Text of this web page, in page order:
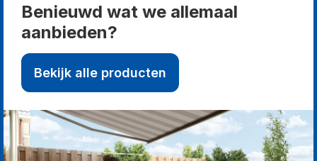
Benieuwd wat we allemaal
aanbieden?
Bekijk alle producten